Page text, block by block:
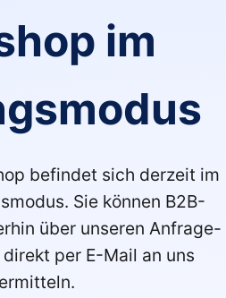
im
befindet sich derzeit im
Sie können B2B-
über unseren Anfrage-
per E-Mail an uns